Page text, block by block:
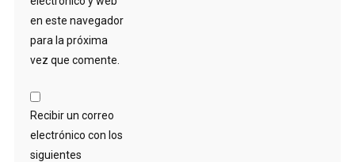
en este navegador
para la próxima
vez que comente.
Recibir un correo
electrónico con los
siguientes